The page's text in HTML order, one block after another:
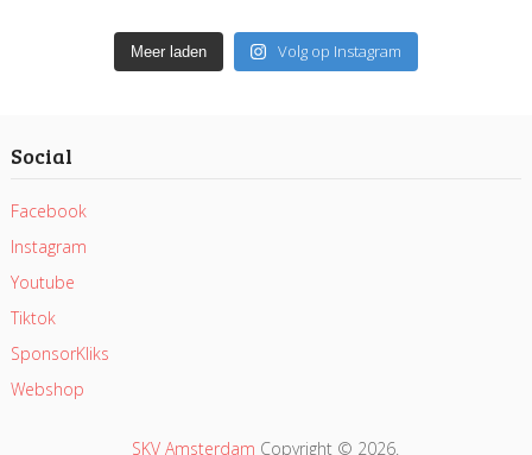
Meer laden Volg op Instagram
Social
Facebook
Instagram
Youtube
Tiktok
SponsorKliks
Webshop
SKV Amsterdam Copyright © 2026.